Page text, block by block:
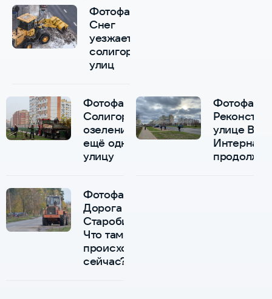
Фотофакт.
Снег
уезжает с
солигорских
улиц
Фотофакт. В
Солигорске
озеленили
ещё одну
улицу
Фотофакт.
улице
Фотофакт.
Дорога в
Старобине.
Что там
происходит
сейчас?